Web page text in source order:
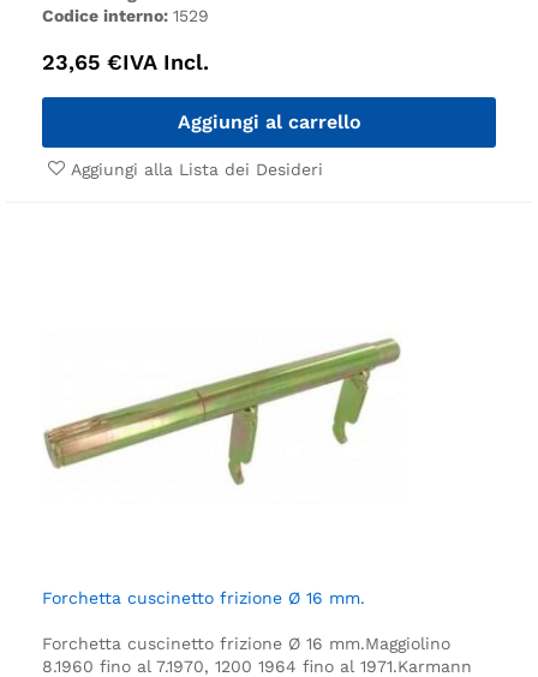
Codice interno: 1529
23,65 €IVA Incl.
Aggiungi al carrello
Aggiungi alla Lista dei Desideri
Forchetta cuscinetto frizione Ø 16 mm.
Forchetta cuscinetto frizione Ø 16 mm.Maggiolino
8.1960 fino al 7.1970, 1200 1964 fino al 1971.Karmann